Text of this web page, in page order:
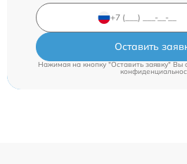
Оставить
Нажимая на кнопку "Оставить заявку" Вы